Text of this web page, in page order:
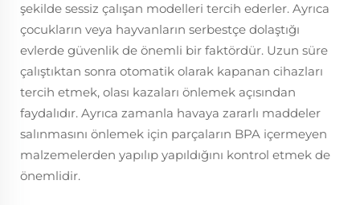
şekilde sessiz çalışan modelleri tercih ederler. Ayrıca
çocukların veya hayvanların serbestçe dolaştığı
evlerde güvenlik de önemli bir faktördür. Uzun süre
çalıştıktan sonra otomatik olarak kapanan cihazları
tercih etmek, olası kazaları önlemek açısından
faydalıdır. Ayrıca zamanla havaya zararlı maddeler
salınmasını önlemek için parçaların BPA içermeyen
malzemelerden yapılıp yapıldığını kontrol etmek de
önemlidir.